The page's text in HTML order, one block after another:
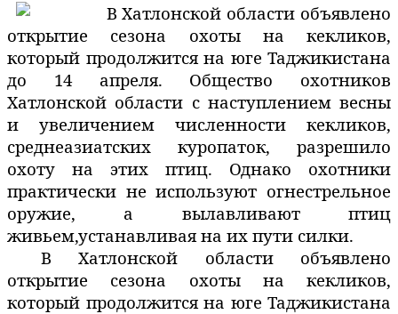
В Хатлонской области объявлено
открытие сезона охоты на кекликов,
который продолжится на юге Таджикистана
до 14 апреля. Общество охотников
Хатлонской области с наступлением весны
и увеличением численности кекликов,
среднеазиатских куропаток, разрешило
охоту на этих птиц. Однако охотники
практически не используют огнестрельное
оружие, а вылавливают птиц
живьем,устанавливая на их пути силки.
В Хатлонской области объявлено
открытие сезона охоты на кекликов,
который продолжится на юге Таджикистана